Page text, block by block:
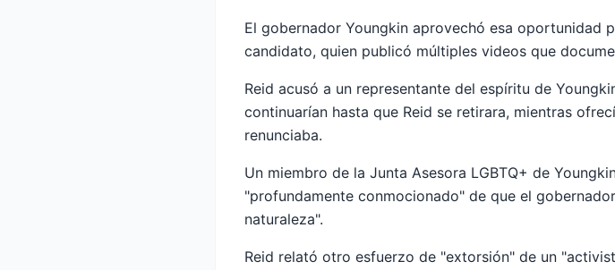
El gobernador Youngkin aprovechó esa oportunidad
candidato, quien publicó múltiples videos que
Reid acusó a un representante del espíritu de
continuarían hasta que Reid se retirara, mientras
renunciaba.
Un miembro de la Junta Asesora LGBTQ+ de
"profundamente conmocionado" de que el
naturaleza".
Reid relató otro esfuerzo de "extorsión" de un